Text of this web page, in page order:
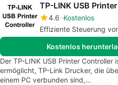
TP-LINK USB
4.6 Kostenlos
Effiziente Steuerung
Kostenlos
Der TP-LINK USB Printer Controller
ermöglicht, TP-Link Drucker, die
einem PC verbunden sind,…